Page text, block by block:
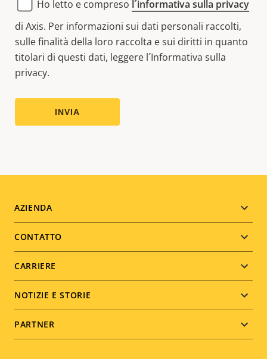
Footer
menu
AZIENDA
CONTATTO
CARRIERE
NOTIZIE E STORIE
PARTNER